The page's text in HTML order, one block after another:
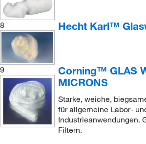
8 Hecht Karl™
9
Corning™ GLAS
MICRONS
Starke, weiche,
für allgemeine Labor-
Industrieanwendungen.
Filtern.